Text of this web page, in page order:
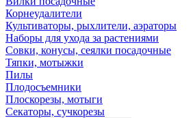
Корнеудалители
Культиваторы, рыхлители, аэраторы
Наборы для ухода за растениями
Совки, конусы, сеялки посадочные
Тяпки, мотыжки
Пилы
Плодосъемники
Плоскорезы, мотыги
Секаторы, сучкорезы